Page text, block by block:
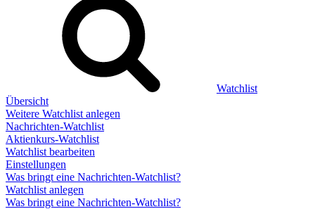
Watchlist
Übersicht
Weitere Watchlist anlegen
Nachrichten-Watchlist
Aktienkurs-Watchlist
Watchlist bearbeiten
Einstellungen
Was bringt eine Nachrichten-Watchlist?
Watchlist anlegen
Was bringt eine Nachrichten-Watchlist?